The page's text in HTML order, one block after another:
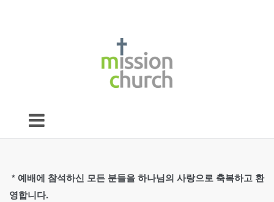
* 예배에 참석하신 모든 분들을 하나님의 사랑으로 축복하고 환
영합니다.